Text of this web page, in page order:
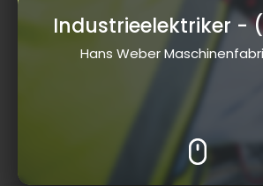
Industrieelektriker -
Hans Weber